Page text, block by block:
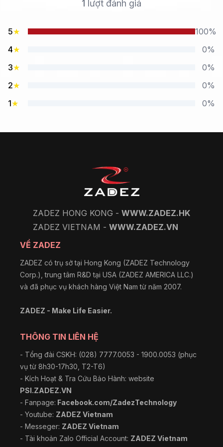
1 lượt đánh giá
5★
100%
4★
0%
3★
0%
2★
0%
1★ 0%
ZADEZ HONG KONG - WWW.ZADEZ.HK
ZADEZ VIETNAM - WWW.ZADEZ.VN
VỀ ZADEZ
ZADEZ có trụ sở tại Hong Kong (ZADEZ Technology
Corp.), trung tâm R&D tại USA (ZADEZ AMERICA LLC.)
và đã phục vụ khách hàng Việt Nam từ năm 2007.
ZADEZ - Make Life Easier.
THÔNG TIN LIÊN HỆ
- Tổng đài CSKH: (028) 7777.0053 - 1900.0053 (phục
vụ từ 8h30-17h30, T2-T6)
- Kích Hoạt & Tra Cứu Bảo Hành: website
PSI.ZADEZ.VN
- Fanpage: Facebook.com/ZadezTechnology
- Youtube: ZADEZ Vietnam
- Messeger: ZADEZ Vietnam
- Tài khoản Zalo Official Account: ZADEZ Vietnam